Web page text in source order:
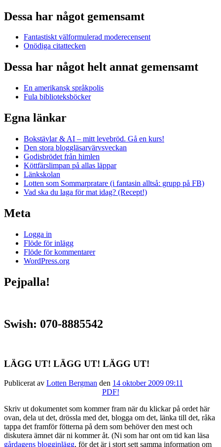
Dessa har något gemensamt
Fantastiskt välformulerad moderecensent
Onödiga citattecken
Dessa har något helt annat gemensamt
En amerikansk språkpolis
Fula biblioteksböcker
Egna länkar
Bokstävlar & AI – mitt levebröd. Gå en kurs!
Den stora bloggläsarvärvsveckan
Godisbrödet från himlen
Köttfärslimpan på allas läppar
Länkskolan
Lotten som Sommarpratare (i fantasin alltså: grupp på FB)
Vad ska du laga för mat idag? (Recept!)
Meta
Logga in
Flöde för inlägg
Flöde för kommentarer
WordPress.org
Pejpalla!
Swish: 070-8885542
LÄGG UT! LÄGG UT! LÄGG UT!
Publicerat av Lotten Bergman den 14 oktober 2009 09:11
PDF!
Skriv ut dokumentet som kommer fram när du klickar på ordet här
ovan, dela ut det, drössla med det, blogga om det, länka till det, råka
tappa det framför fötterna på dem som behöver den mest och
diskutera ämnet där ni kommer åt. (Ni som har ont om tid kan läsa
gårdagens blogginlägg, för det är i stort sett samma information om